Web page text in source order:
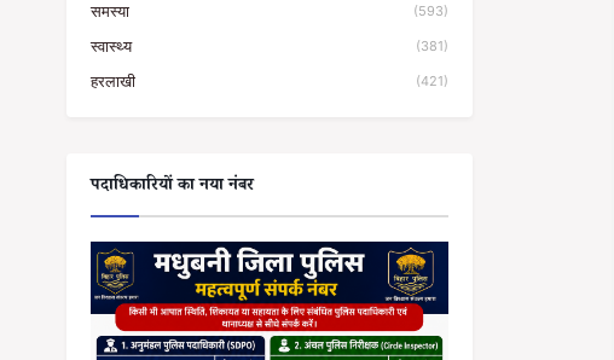
समस्या (593)
स्वास्थ्य (381)
हरलाखी (421)
पदाधिकारियों का नया नंबर